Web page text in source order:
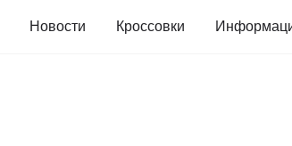
Новости Кроссовки